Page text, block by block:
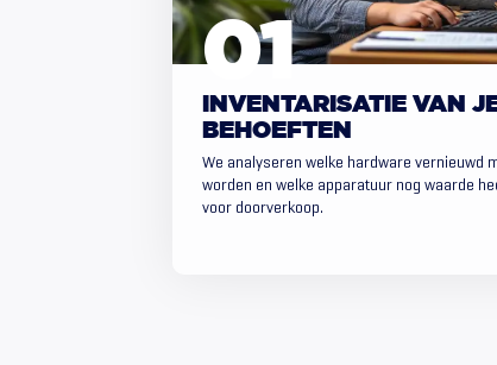
INVENTARISATIE VAN
BEHOEFTEN
We analyseren welke hardware vernieuwd
worden en welke apparatuur nog waarde
voor doorverkoop.